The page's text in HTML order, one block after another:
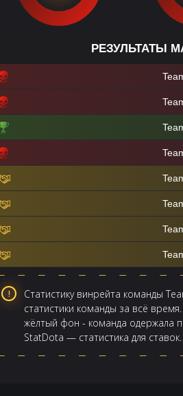
РЕЗУЛЬТАТЫ
Статистику винрейта команды
статистики команды за всё
жёлтый фон - команда одержала
StatDota — статистика для ставок.